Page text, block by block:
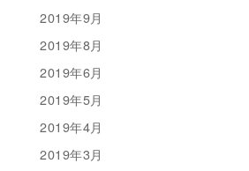
2019年9月
2019年8月
2019年6月
2019年5月
2019年4月
2019年3月